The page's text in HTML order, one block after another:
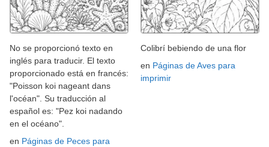
No se proporcionó texto en
inglés para traducir. El texto
proporcionado está en francés:
"Poisson koi nageant dans
l'océan". Su traducción al
español es: "Pez koi nadando
en el océano".
en Páginas de Peces para
Colibrí bebiendo de una flor
en Páginas de Aves para
imprimir